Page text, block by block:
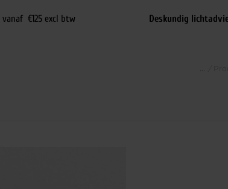
vanaf €125 excl btw Deskundig